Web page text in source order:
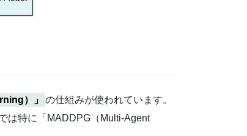
）」
の仕組みが使われています。
は特に「MADDPG（Multi-Agent